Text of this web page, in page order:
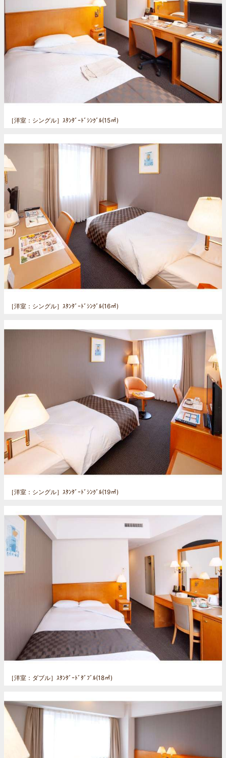
［洋室：シングル］ ｽﾀﾝﾀﾞｰﾄﾞｼﾝｸﾞﾙ(15㎡)
［洋室：シングル］ ｽﾀﾝﾀﾞｰﾄﾞｼﾝｸﾞﾙ(16㎡)
［洋室：シングル］ ｽﾀﾝﾀﾞｰﾄﾞｼﾝｸﾞﾙ(19㎡)
［洋室：ダブル］ ｽﾀﾝﾀﾞｰﾄﾞﾀﾞﾌﾞﾙ(18㎡)